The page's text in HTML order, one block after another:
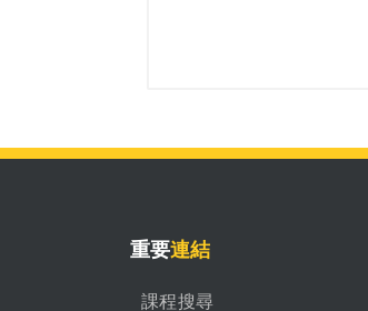
重要連結
課程搜尋